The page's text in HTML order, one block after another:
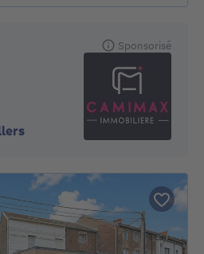
Sponsorisé